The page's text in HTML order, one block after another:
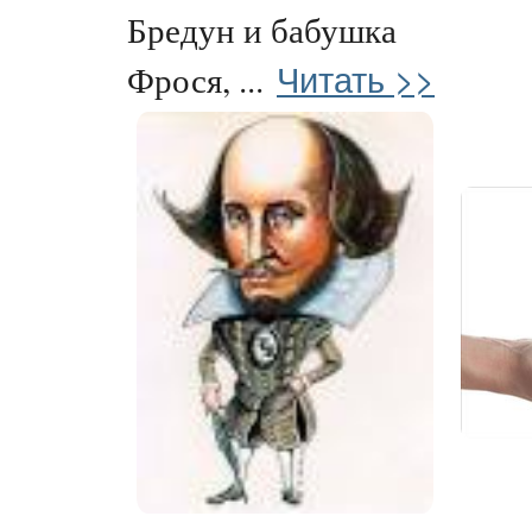
Бредун и бабушка
Фрося, ... Читать >>